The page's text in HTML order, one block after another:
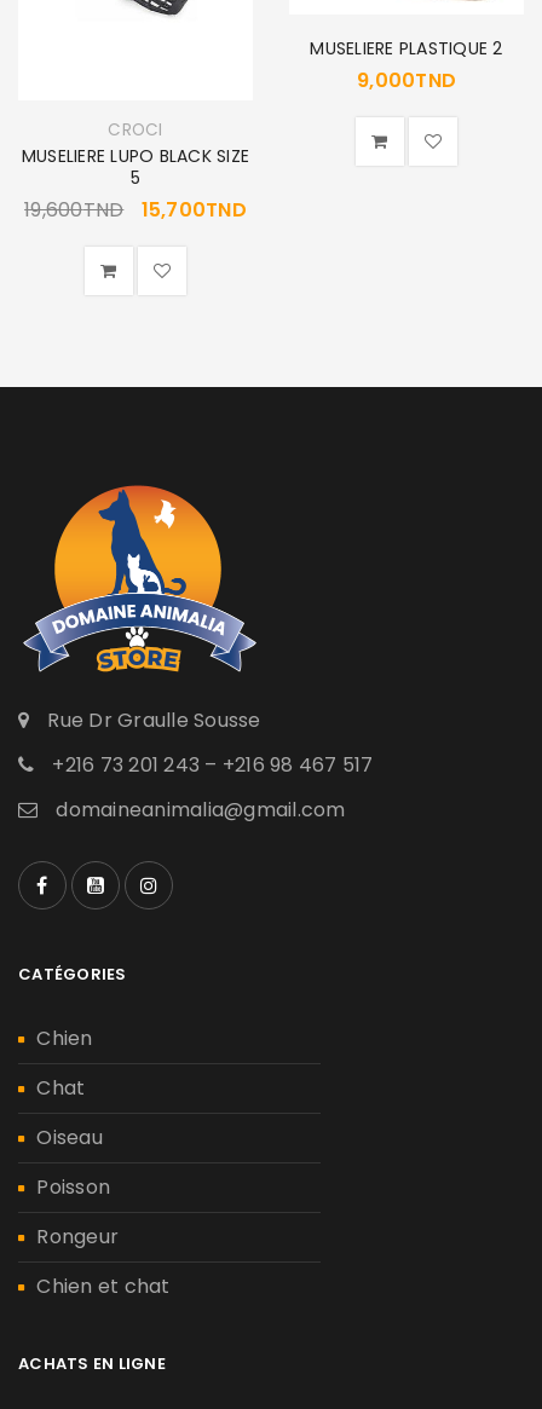
CROCI
MUSELIERE LUPO BLACK SIZE
5
19,600TND 15,700TND
MUSELIERE PLASTIQUE 2
9,000TND
Rue Dr Graulle Sousse
+216 73 201 243 – +216 98 467 517
domaineanimalia@gmail.com
CATÉGORIES
Chien
Chat
Oiseau
Poisson
Rongeur
Chien et chat
ACHATS EN LIGNE